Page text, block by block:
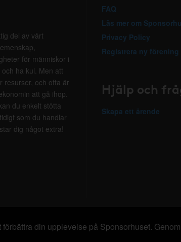
del av vårt
för människor i
ha kul. Men att
resurser, och ofta är
att gå ihop.
du enkelt stötta
som du handlar
dig något extra!
FAQ
Läs mer om
Privacy Policy
Registrera ny förening
Hjälp och
Skapa ett ärende
din upplevelse på Sponsorhuset.